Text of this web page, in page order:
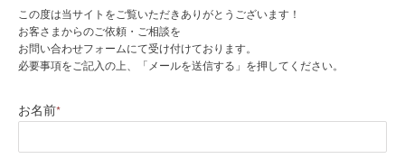
この度は当サイトをご覧いただきありがとうございます！
お客さまからのご依頼・ご相談を
お問い合わせフォームにて受け付けております。
必要事項をご記入の上、「メールを送信する」を押してください。
お名前*